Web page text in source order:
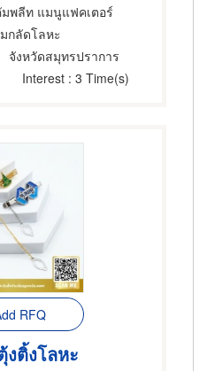
พลีท แมนูแฟคเตอร์
กลัดโลหะ
จังหวัดสมุทรปราการ
Interest : 3 Time(s)
RFQ
ติ้งโลหะ